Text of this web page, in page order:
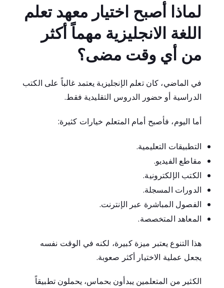
لماذا أصبح اختيار معهد تعلم
اللغة الانجليزية مهماً أكثر
من أي وقت مضى؟
في الماضي، كان تعلم الإنجليزية يعتمد غالباً على الكتب
الدراسية أو حضور الدروس التقليدية فقط.
أما اليوم، فأصبح أمام المتعلم خيارات كثيرة:
التطبيقات التعليمية.
مقاطع الفيديو.
الكتب الإلكترونية.
الدورات المسجلة.
الفصول المباشرة عبر الإنترنت.
المعاهد المتخصصة.
هذا التنوع يعتبر ميزة كبيرة، لكنه في الوقت نفسه
يجعل عملية الاختيار أكثر صعوبة.
الكثير من المتعلمين يبدأون بحماس، يحملون تطبيقاً